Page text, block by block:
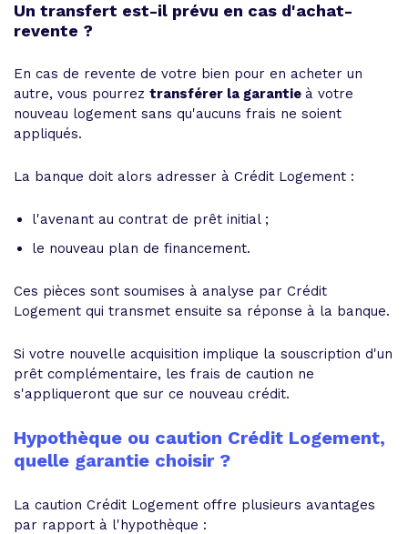
Un transfert est-il prévu en cas d'achat-
revente ?
En cas de revente de votre bien pour en acheter un
autre, vous pourrez transférer la garantie à votre
nouveau logement sans qu'aucuns frais ne soient
appliqués.
La banque doit alors adresser à Crédit Logement :
l'avenant au contrat de prêt initial ;
le nouveau plan de financement.
Ces pièces sont soumises à analyse par Crédit
Logement qui transmet ensuite sa réponse à la banque.
Si votre nouvelle acquisition implique la souscription d'un
prêt complémentaire, les frais de caution ne
s'appliqueront que sur ce nouveau crédit.
Hypothèque ou caution Crédit Logement,
quelle garantie choisir ?
La caution Crédit Logement offre plusieurs avantages
par rapport à l'hypothèque :